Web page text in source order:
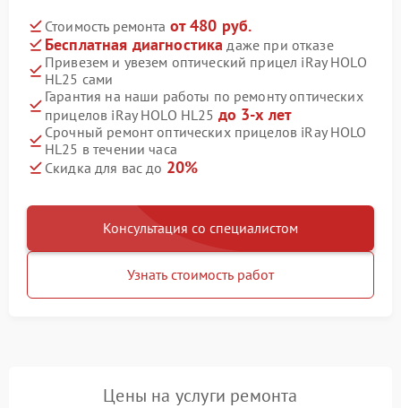
Стоимость ремонта от 480 руб.
Бесплатная диагностика даже при отказе
Привезем и увезем оптический прицел iRay HOLO
HL25 сами
Гарантия на наши работы по ремонту оптических
прицелов iRay HOLO HL25 до 3-х лет
Срочный ремонт оптических прицелов iRay HOLO
HL25 в течении часа
Скидка для вас до 20%
Консультация со специалистом
Узнать стоимость работ
Цены на услуги ремонта